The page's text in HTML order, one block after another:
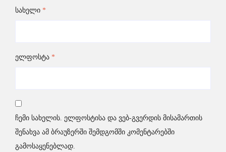
სახელი *
ელფოსტა *
ჩემი სახელის. ელფოსტისა და ვებ-გვერდის მისამართის
შენახვა ამ ბრაუზერში შემდგომში კომენტარებში
გამოსაყენებლად.